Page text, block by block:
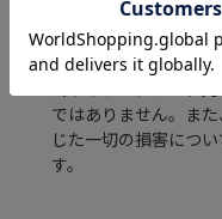
３ ご利用者様が、当サイ
はハードウェアの事
た場合でも、当社は一
ではありません。ま
じた一切の損害につ
す。